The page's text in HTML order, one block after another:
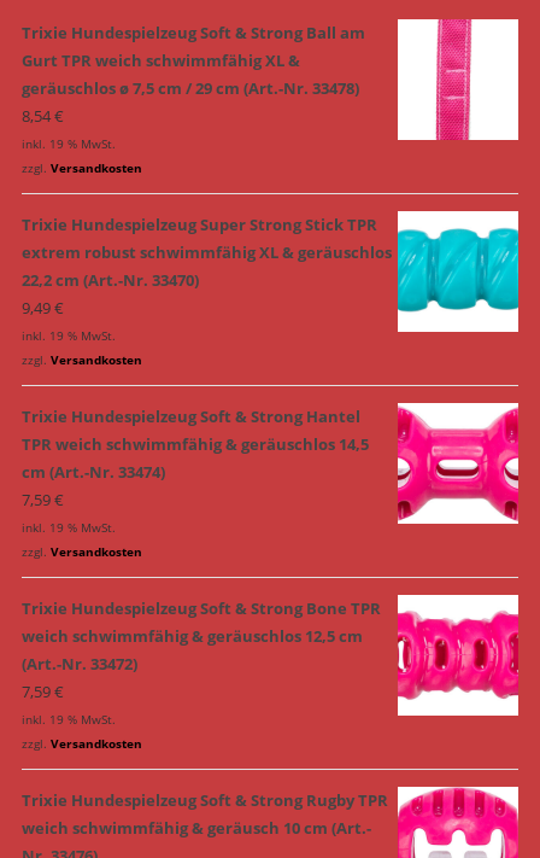
Trixie Hundespielzeug Soft & Strong Ball am
Gurt TPR weich schwimmfähig XL &
geräuschlos ø 7,5 cm / 29 cm (Art.-Nr. 33478)
8,54€
inkl. 19 % MwSt.
zzgl. Versandkosten
Trixie Hundespielzeug Super Strong Stick TPR
extrem robust schwimmfähig XL & geräuschlos
22,2 cm (Art.-Nr. 33470)
9,49€
inkl. 19 % MwSt.
zzgl. Versandkosten
Trixie Hundespielzeug Soft & Strong Hantel
TPR weich schwimmfähig & geräuschlos 14,5
cm (Art.-Nr. 33474)
7,59€
inkl. 19 % MwSt.
zzgl. Versandkosten
Trixie Hundespielzeug Soft & Strong Bone TPR
weich schwimmfähig & geräuschlos 12,5 cm
(Art.-Nr. 33472)
7,59€
inkl. 19 % MwSt.
zzgl. Versandkosten
Trixie Hundespielzeug Soft & Strong Rugby TPR
weich schwimmfähig & geräusch 10 cm (Art.-